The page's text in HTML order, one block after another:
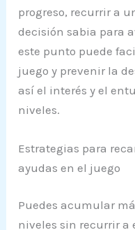
progreso, recurrir a
decisión sabia para
este punto puede
juego y prevenir la
así el interés y el
niveles.
Estrategias para
ayudas en el juego
Puedes acumular
niveles sin recurrir a